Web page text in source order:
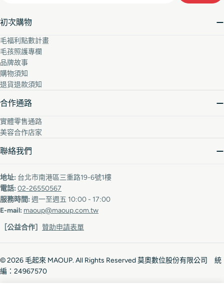
初次購物
毛福利點數計畫
毛孩照護專欄
品牌故事
購物須知
退貨退款須知
合作通路
實體零售通路
美容合作店家
聯絡我們
地址: 台北市南港區三重路19-6號1樓
電話: 02-26550567
服務時間: 週一至週五 10:00 - 17:00
E-mail: maoup@maoup.com.tw
［公益合作］ 贊助申請表單
© 2026 毛起來 MAOUP. All Rights Reserved 莫奧數位股份有限公司 統
編：24967570